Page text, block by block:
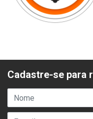
Cadastre-se para